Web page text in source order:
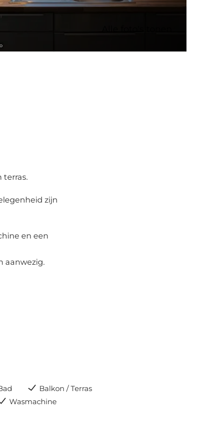
terras.
zijn
en een
aanwezig.
Balkon / Terras
Wasmachine